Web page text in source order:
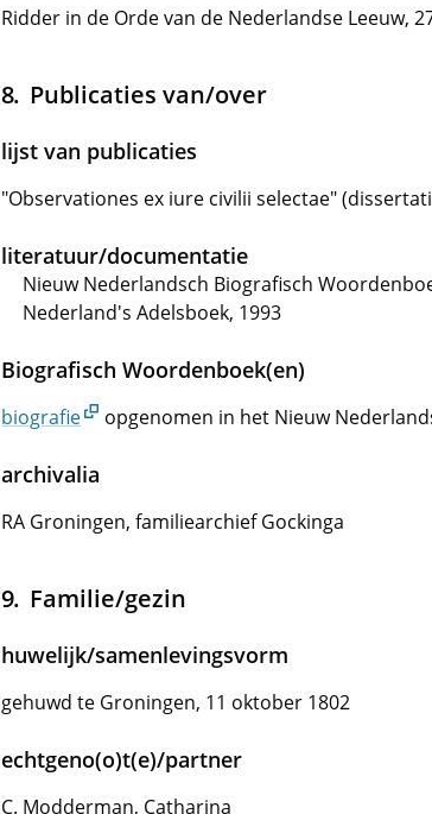
Ridder in de Orde van de Nederlandse Leeuw,
Publicaties van/over
lijst van publicaties
"Observationes ex iure civilii selectae"
literatuur/documentatie
Nieuw Nederlandsch Biografisch
Nederland's Adelsboek, 1993
Biografisch Woordenboek(en)
biografie opgenomen in het Nieuw
archivalia
RA Groningen, familiearchief Gockinga
Familie/gezin
huwelijk/samenlevingsvorm
gehuwd te Groningen, 11 oktober 1802
echtgeno(o)t(e)/partner
C. Modderman, Catharina